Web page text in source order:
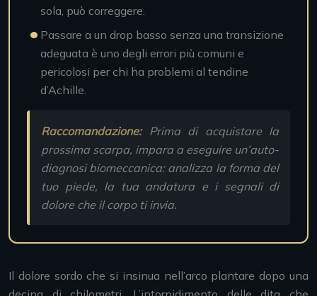
sola, può correggere.
Passare a un drop basso senza una transizione
adeguata è uno degli errori più comuni e
pericolosi per chi ha problemi al tendine
d’Achille.
Raccomandazione:Prima di acquistare la
prossima scarpa, impara a eseguire un’auto-
diagnosi biomeccanica: analizza la forma del
tuo piede, la tua andatura e i segnali di
dolore che il corpo ti invia.
Il dolore sordo che si insinua nell’arco plantare dopo una